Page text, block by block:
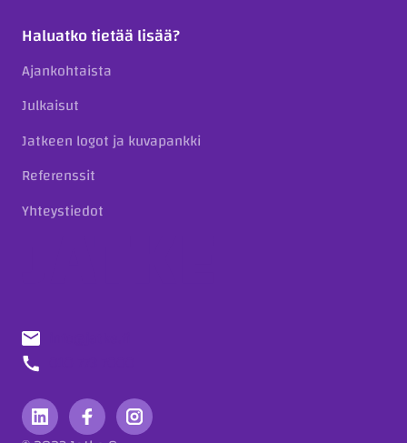
Haluatko tietää lisää?
Ajankohtaista
Julkaisut
Jatkeen logot ja kuvapankki
Referenssit
Yhteystiedot